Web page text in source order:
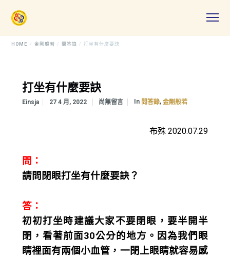
HOME 金剛般若 問答錄 打坐有什麼要訣
打坐有什麼要訣
Einsja 27 4 月, 2022 尚無留言 In 問答錄, 金剛般若
布殊 2020.07.29
問：
請問閉眼打坐有什麼要訣？
答：
初初打坐時建議大家不要閉眼，要半開半
閉，看著前面30公分的地方。因為我們眼
睛裡面有兩個小血管，一閉上眼睛就容易感